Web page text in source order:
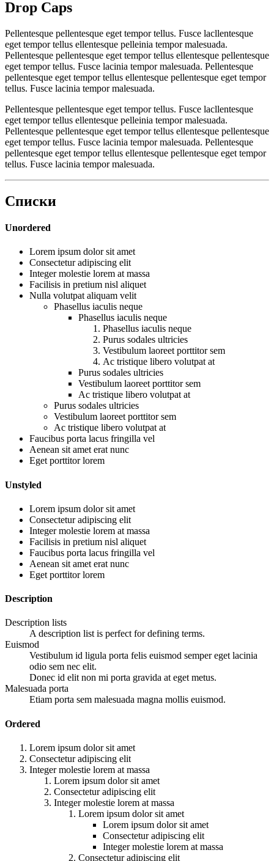
Drop Caps
Pellentesque pellentesque eget tempor tellus. Fusce lacllentesque
eget tempor tellus ellentesque pelleinia tempor malesuada.
Pellentesque pellentesque eget tempor tellus ellentesque pellentesque
eget tempor tellus. Fusce lacinia tempor malesuada. Pellentesque
pellentesque eget tempor tellus ellentesque pellentesque eget tempor
tellus. Fusce lacinia tempor malesuada.
Pellentesque pellentesque eget tempor tellus. Fusce lacllentesque
eget tempor tellus ellentesque pelleinia tempor malesuada.
Pellentesque pellentesque eget tempor tellus ellentesque pellentesque
eget tempor tellus. Fusce lacinia tempor malesuada. Pellentesque
pellentesque eget tempor tellus ellentesque pellentesque eget tempor
tellus. Fusce lacinia tempor malesuada.
Списки
Unordered
Lorem ipsum dolor sit amet
Consectetur adipiscing elit
Integer molestie lorem at massa
Facilisis in pretium nisl aliquet
Nulla volutpat aliquam velit
Phasellus iaculis neque
Phasellus iaculis neque
Phasellus iaculis neque
Purus sodales ultricies
Vestibulum laoreet porttitor sem
Ac tristique libero volutpat at
Purus sodales ultricies
Vestibulum laoreet porttitor sem
Ac tristique libero volutpat at
Purus sodales ultricies
Vestibulum laoreet porttitor sem
Ac tristique libero volutpat at
Faucibus porta lacus fringilla vel
Aenean sit amet erat nunc
Eget porttitor lorem
Unstyled
Lorem ipsum dolor sit amet
Consectetur adipiscing elit
Integer molestie lorem at massa
Facilisis in pretium nisl aliquet
Faucibus porta lacus fringilla vel
Aenean sit amet erat nunc
Eget porttitor lorem
Description
Description lists
A description list is perfect for defining terms.
Euismod
Vestibulum id ligula porta felis euismod semper eget lacinia
odio sem nec elit.
Donec id elit non mi porta gravida at eget metus.
Malesuada porta
Etiam porta sem malesuada magna mollis euismod.
Ordered
Lorem ipsum dolor sit amet
Consectetur adipiscing elit
Integer molestie lorem at massa
Lorem ipsum dolor sit amet
Consectetur adipiscing elit
Integer molestie lorem at massa
Lorem ipsum dolor sit amet
Lorem ipsum dolor sit amet
Consectetur adipiscing elit
Integer molestie lorem at massa
Consectetur adipiscing elit